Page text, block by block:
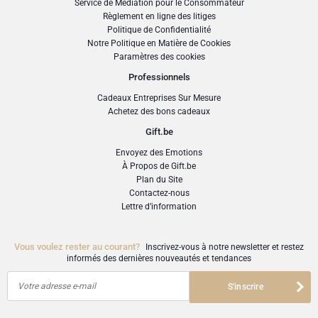
Couleur jaune paille clair avec une fine effervescence. Frais et fruité avec un
qualité et la belle présentation confèrent à ce prosecco une grande élégance.
: GFE2002081
Vous voulez rester au courant?
Inscrivez-vous à notre newsletter et restez
informés des dernières nouveautés et tendances
Votre adresse e-mail S'inscrire
Service de Médiation pour le Consommateur
Règlement en ligne des litiges
Politique de Confidentialité
Notre Politique en Matière de Cookies
Paramètres des cookies
Professionnels
Cadeaux Entreprises Sur Mesure
Achetez des bons cadeaux
Gift.be
Envoyez des Emotions
À Propos de Gift.be
Plan du Site
Contactez-nous
Lettre d’information